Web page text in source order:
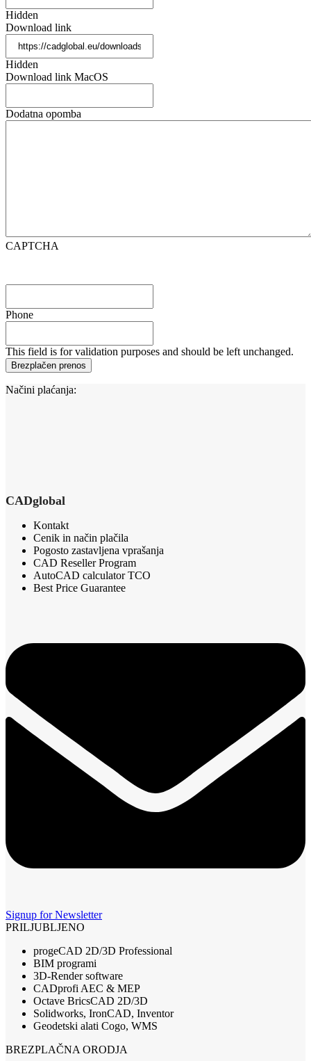
Hidden
Download link
Hidden
Download link MacOS
Dodatna opomba
CAPTCHA
Phone
This field is for validation purposes and should be left unchanged.
Načini plaćanja:
CADglobal
Kontakt
Cenik in način plačila
Pogosto zastavljena vprašanja
CAD Reseller Program
AutoCAD calculator TCO
Best Price Guarantee
Signup for Newsletter
PRILJUBLJENO
progeCAD 2D/3D Professional
BIM programi
3D-Render software
CADprofi AEC & MEP
Octave BricsCAD 2D/3D
Solidworks, IronCAD, Inventor
Geodetski alati Cogo, WMS
BREZPLAČNA ORODJA